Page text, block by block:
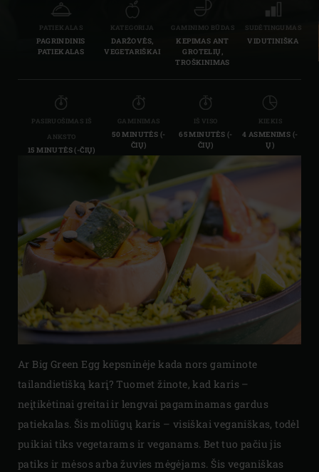
PATIEKALAS
PAGRINDINIS
PATIEKALAS
KATEGORIJA
DARŽOVĖS,
VEGETARIŠKAI
GAMINIMO BŪDAS
KEPIMAS ANT
GROTELIŲ,
TROŠKINIMAS
SUDĖTINGUMAS
VIDUTINIŠKA
PASIRUOŠIMAS IŠ
ANKSTO
15 MINUTĖS (-ČIŲ)
GAMINIMAS
50 MINUTĖS (-
ČIŲ)
IŠ VISO
65 MINUTĖS (-
ČIŲ)
KIEKIS
4 ASMENIMS (-
Ų)
Ar Big Green Egg kepsninėje kada nors gaminote
tailandietišką karį? Tuomet žinote, kad karis –
neįtikėtinai greitai ir lengvai pagaminamas gardus
patiekalas. Šis moliūgų karis – visiškai veganiškas, todėl
puikiai tiks vegetarams ir veganams. Bet tuo pačiu jis
patiks ir mėsos arba žuvies mėgėjams. Šis veganiškas